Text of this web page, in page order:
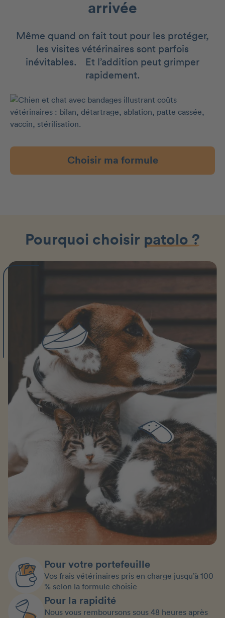
arrivée
Même quand on fait tout pour les protéger,
les visites vétérinaires sont parfois
inévitables. Et l’addition peut grimper
rapidement.
Choisir ma formule
Pourquoi choisir patolo ?
Pour votre portefeuille
Vos frais vétérinaires pris en charge jusqu’à 100
% selon la formule choisie
Pour la rapidité
Nous vous remboursons sous 48 heures après